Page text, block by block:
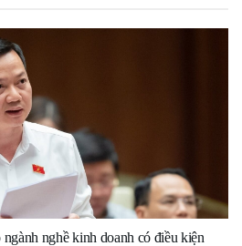
nghề kinh doanh có điều kiện